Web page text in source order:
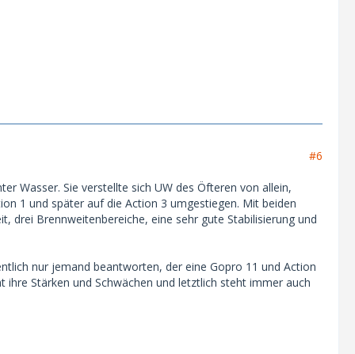
#6
Wasser. Sie verstellte sich UW des Öfteren von allein,
1 und später auf die Action 3 umgestiegen. Mit beiden
drei Brennweitenbereiche, eine sehr gute Stabilisierung und
nur jemand beantworten, der eine Gopro 11 und Action
Stärken und Schwächen und letztlich steht immer auch